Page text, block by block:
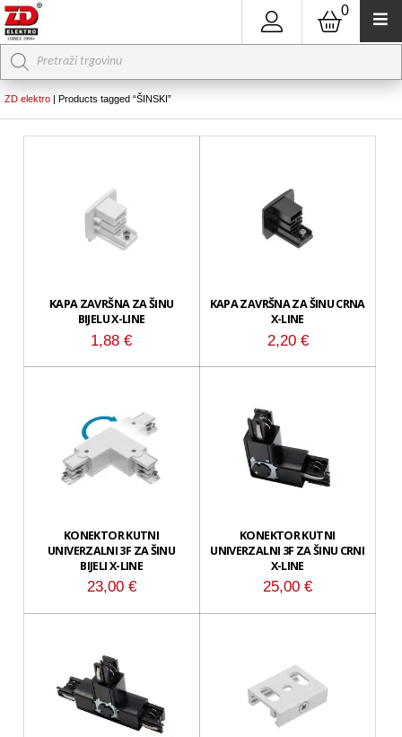
0
Products
search
ZD elektro | Products tagged “ŠINSKI”
KAPA ZAVRŠNA ZA ŠINU
BIJELU X-LINE
1,88€
KAPA ZAVRŠNA ZA ŠINU CRNA
X-LINE
2,20 €
KONEKTOR KUTNI
UNIVERZALNI 3F ZA ŠINU
BIJELI X-LINE
23,00 €
KONEKTOR KUTNI
UNIVERZALNI 3F ZA ŠINU CRNI
X-LINE
25,00€